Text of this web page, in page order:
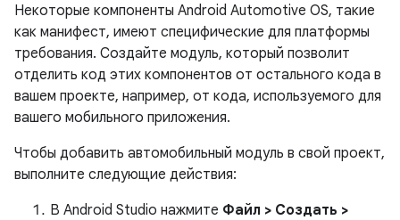
Некоторые компоненты Android Automotive OS, такие
как манифест, имеют специфические для платформы
требования. Создайте модуль, который позволит
отделить код этих компонентов от остального кода в
вашем проекте, например, от кода, используемого для
вашего мобильного приложения.
Чтобы добавить автомобильный модуль в свой проект,
выполните следующие действия:
В Android Studio нажмите Файл > Создать >